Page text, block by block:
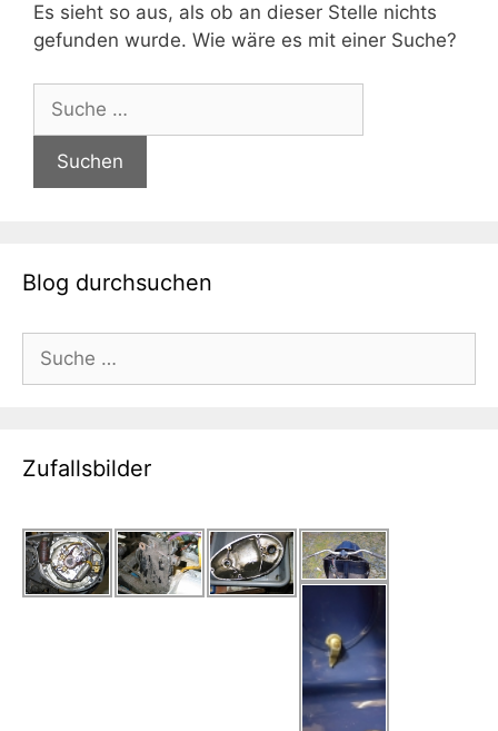
Es sieht so aus, als ob an dieser Stelle nichts
gefunden wurde. Wie wäre es mit einer Suche?
nach:
Blog durchsuchen
nach:
Zufallsbilder